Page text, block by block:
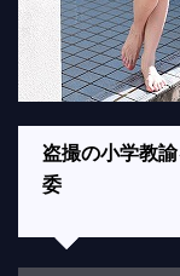
盗撮の小学教
委